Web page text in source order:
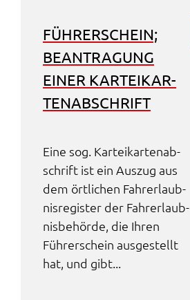
FÜHRER­SCHEIN;
BEAN­TRA­GUNG
EINER KARTEI­KAR­
TEN­AB­SCHRIFT
Eine sog. Kartei­kar­ten­ab­
schrift ist ein Auszug aus
dem örtli­chen Fahr­erlaub­
nis­re­gis­ter der Fahr­erlaub­
nis­be­hör­de, die Ihren
Führer­schein ausge­stellt
hat, und gibt...